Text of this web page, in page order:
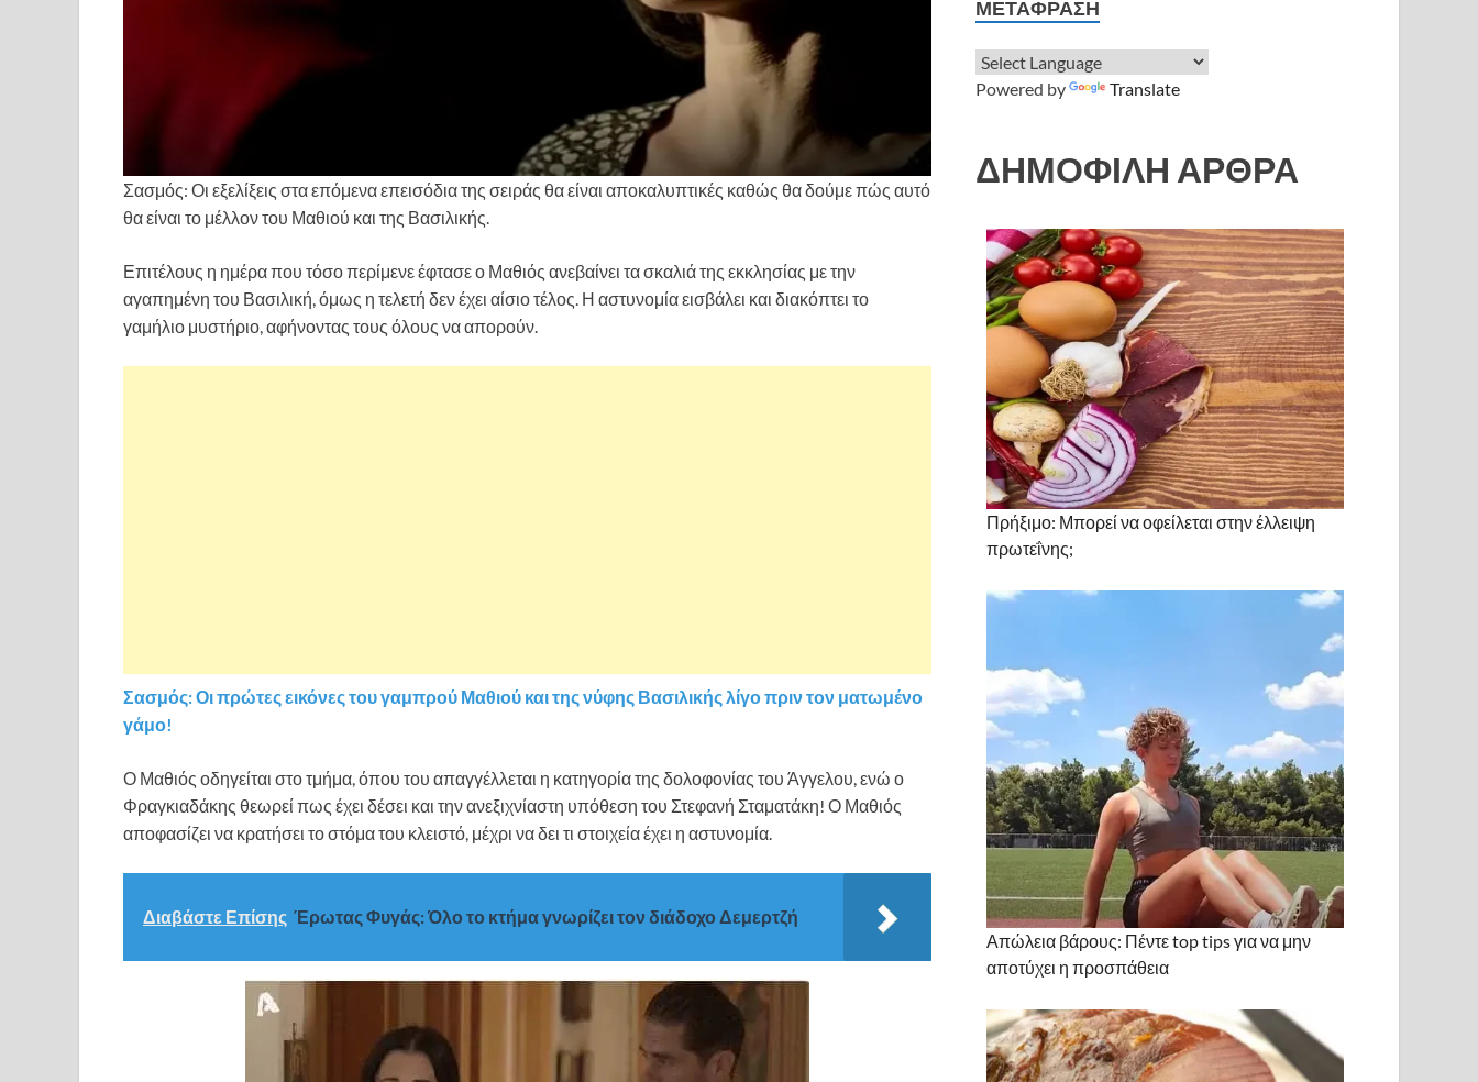
Σασμός: Οι εξελίξεις στα επόμενα επεισόδια της σειράς θα είναι αποκαλυπτικές καθώς θα δούμε πώς αυτό
θα είναι το μέλλον του Μαθιού και της Βασιλικής.
Επιτέλους η ημέρα που τόσο περίμενε έφτασε ο Μαθιός ανεβαίνει τα σκαλιά της εκκλησίας με την
αγαπημένη του Βασιλική, όμως η τελετή δεν έχει αίσιο τέλος. Η αστυνομία εισβάλει και διακόπτει το
γαμήλιο μυστήριο, αφήνοντας τους όλους να απορούν.
Σασμός: Οι πρώτες εικόνες του γαμπρού Μαθιού και της νύφης Βασιλικής λίγο πριν τον ματωμένο
γάμο!
Ο Μαθιός οδηγείται στο τμήμα, όπου του απαγγέλλεται η κατηγορία της δολοφονίας του Άγγελου, ενώ ο
Φραγκιαδάκης θεωρεί πως έχει δέσει και την ανεξιχνίαστη υπόθεση του Στεφανή Σταματάκη! Ο Μαθιός
αποφασίζει να κρατήσει το στόμα του κλειστό, μέχρι να δει τι στοιχεία έχει η αστυνομία.
Διαβάστε Επίσης Έρωτας Φυγάς: Όλο το κτήμα γνωρίζει τον διάδοχο Δεμερτζή
ΜΕΤΆΦΡΑΣΗ
Powered by Translate
ΔΗΜΟΦΙΛΗ ΑΡΘΡΑ
Πρήξιμο: Μπορεί να οφείλεται στην έλλειψη
πρωτεΐνης;
Απώλεια βάρους: Πέντε top tips για να μην
αποτύχει η προσπάθεια